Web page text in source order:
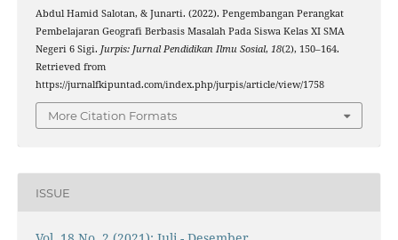
Abdul Hamid Salotan, & Junarti. (2022). Pengembangan Perangkat
Pembelajaran Geografi Berbasis Masalah Pada Siswa Kelas XI SMA
Negeri 6 Sigi. Jurpis: Jurnal Pendidikan Ilmu Sosial, 18(2), 150–164.
Retrieved from
https://jurnalfkipuntad.com/index.php/jurpis/article/view/1758
More Citation Formats
ISSUE